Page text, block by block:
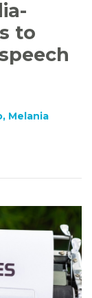
to
Melania